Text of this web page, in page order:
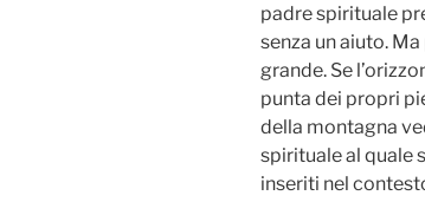
padre spirituale
senza un aiuto.
grande. Se
punta dei propri
della montagna
spirituale al quale
inseriti nel